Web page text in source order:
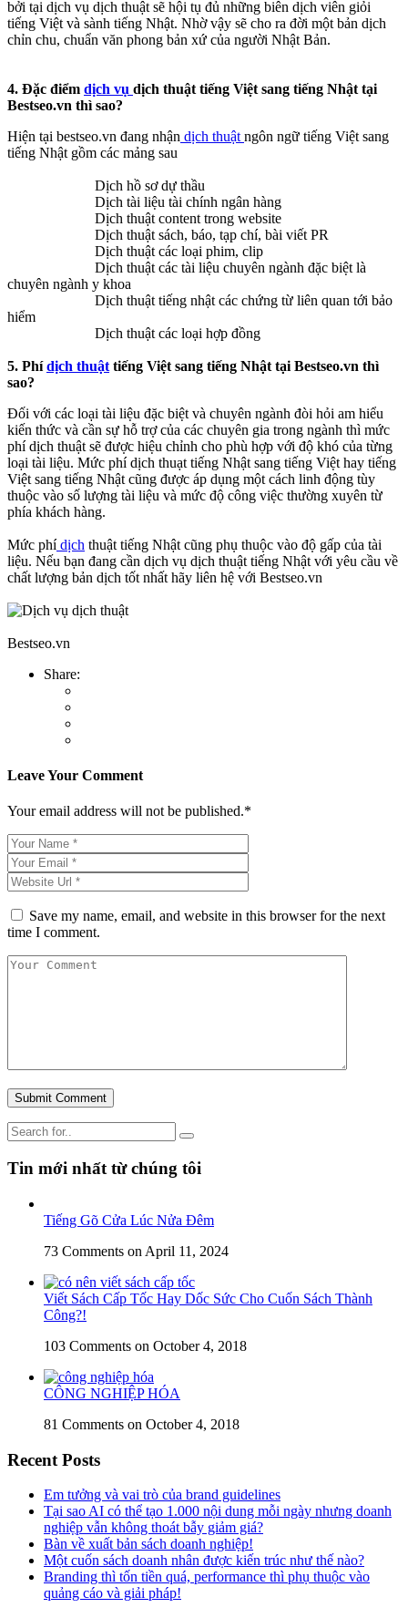
bởi tại dịch vụ dịch thuật sẽ hội tụ đủ những biên dịch viên giỏi
tiếng Việt và sành tiếng Nhật. Nhờ vậy sẽ cho ra đời một bản dịch
chỉn chu, chuẩn văn phong bản xứ của người Nhật Bản.
4. Đặc điểm dịch vụ dịch thuật tiếng Việt sang tiếng Nhật tại
Bestseo.vn thì sao?
Hiện tại bestseo.vn đang nhận dịch thuật ngôn ngữ tiếng Việt sang
tiếng Nhật gồm các mảng sau
Dịch hồ sơ dự thầu
Dịch tài liệu tài chính ngân hàng
Dịch thuật content trong website
Dịch thuật sách, báo, tạp chí, bài viết PR
Dịch thuật các loại phim, clip
Dịch thuật các tài liệu chuyên ngành đặc biệt là
chuyên ngành y khoa
Dịch thuật tiếng nhật các chứng từ liên quan tới bảo
hiểm
Dịch thuật các loại hợp đồng
5. Phídịch thuật tiếng Việt sang tiếng Nhật tại Bestseo.vn thì
sao?
Đối với các loại tài liệu đặc biệt và chuyên ngành đòi hỏi am hiểu
kiến thức và cần sự hỗ trợ của các chuyên gia trong ngành thì mức
phí dịch thuật sẽ được hiệu chỉnh cho phù hợp với độ khó của từng
loại tài liệu. Mức phí dịch thuạt tiếng Nhật sang tiếng Việt hay tiếng
Việt sang tiếng Nhật cũng được áp dụng một cách linh động tùy
thuộc vào số lượng tài liệu và mức độ công việc thường xuyên từ
phía khách hàng.
Mức phídịch thuật tiếng Nhật cũng phụ thuộc vào độ gấp của tài
liệu. Nếu bạn đang cần dịch vụ dịch thuật tiếng Nhật với yêu cầu về
chất lượng bản dịch tốt nhất hãy liên hệ với Bestseo.vn
Bestseo.vn
Share:
Leave Your Comment
Your email address will not be published.*
Save my name, email, and website in this browser for the next
time I comment.
Tin mới nhất từ chúng tôi
Tiếng Gõ Cửa Lúc Nửa Đêm
73 Comments on April 11, 2024
Viết Sách Cấp Tốc Hay Dốc Sức Cho Cuốn Sách Thành
Công?!
103 Comments on October 4, 2018
CÔNG NGHIỆP HÓA
81 Comments on October 4, 2018
Recent Posts
Em tưởng và vai trò của brand guidelines
Tại sao AI có thể tạo 1.000 nội dung mỗi ngày nhưng doanh
nghiệp vẫn không thoát bẫy giảm giá?
Bàn về xuất bản sách doanh nghiệp!
Một cuốn sách doanh nhân được kiến trúc như thế nào?
Branding thì tốn tiền quá, performance thì phụ thuộc vào
quảng cáo và giải pháp!